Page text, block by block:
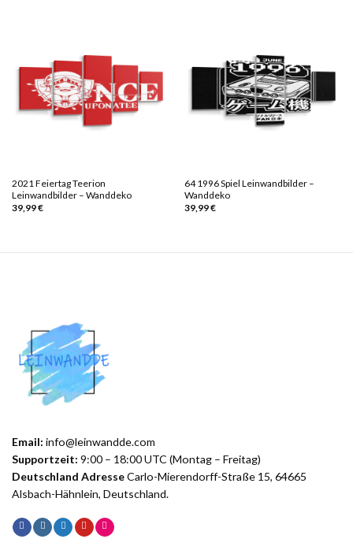
2021 Feiertag Teerion
Leinwandbilder – Wanddeko
39,99€
64 1996 Spiel Leinwandbilder –
Wanddeko
39,99€
Email: info@leinwandde.com
Supportzeit: 9:00 – 18:00 UTC (Montag – Freitag)
Deutschland AdresseCarlo-Mierendorff-Straße 15, 64665
Alsbach-Hähnlein, Deutschland.